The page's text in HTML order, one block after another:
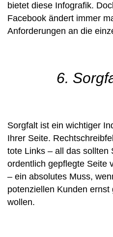
bietet diese Infografik.
Facebook ändert immer
Anforderungen an die
6.
Sorgfalt ist ein wichtiger
Ihrer Seite.
tote Links – all das sollten
ordentlich gepflegte Seite
– ein absolutes Muss,
potenziellen Kunden ernst
wollen.